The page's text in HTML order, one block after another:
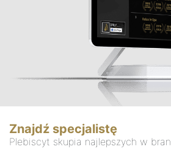
Znajdź specjalistę
Plebiscyt skupia najlepszych w